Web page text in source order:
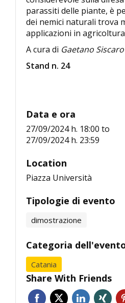
parassiti delle piante, è
dei nemici naturali trova
applicazioni in
A cura di Gaetano
Stand n. 24
Data e ora
27/09/2024 h. 18:00 to
27/09/2024 h. 23:59
Location
Piazza Università
Tipologie di evento
dimostrazione
Categoria
Catania
Share With Friends